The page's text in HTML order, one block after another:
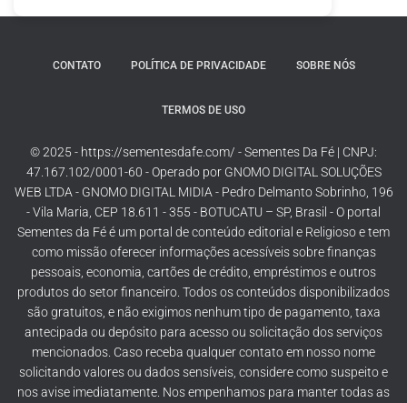
CONTATO POLÍTICA DE PRIVACIDADE SOBRE NÓS
TERMOS DE USO
© 2025 - https://sementesdafe.com/ - Sementes Da Fé | CNPJ:
47.167.102/0001-60 - Operado por GNOMO DIGITAL SOLUÇÕES
WEB LTDA - GNOMO DIGITAL MIDIA - Pedro Delmanto Sobrinho, 196
- Vila Maria, CEP 18.611 - 355 - BOTUCATU – SP, Brasil - O portal
Sementes da Fé é um portal de conteúdo editorial e Religioso e tem
como missão oferecer informações acessíveis sobre finanças
pessoais, economia, cartões de crédito, empréstimos e outros
produtos do setor financeiro. Todos os conteúdos disponibilizados
são gratuitos, e não exigimos nenhum tipo de pagamento, taxa
antecipada ou depósito para acesso ou solicitação dos serviços
mencionados. Caso receba qualquer contato em nosso nome
solicitando valores ou dados sensíveis, considere como suspeito e
nos avise imediatamente. Nos empenhamos para manter todas as